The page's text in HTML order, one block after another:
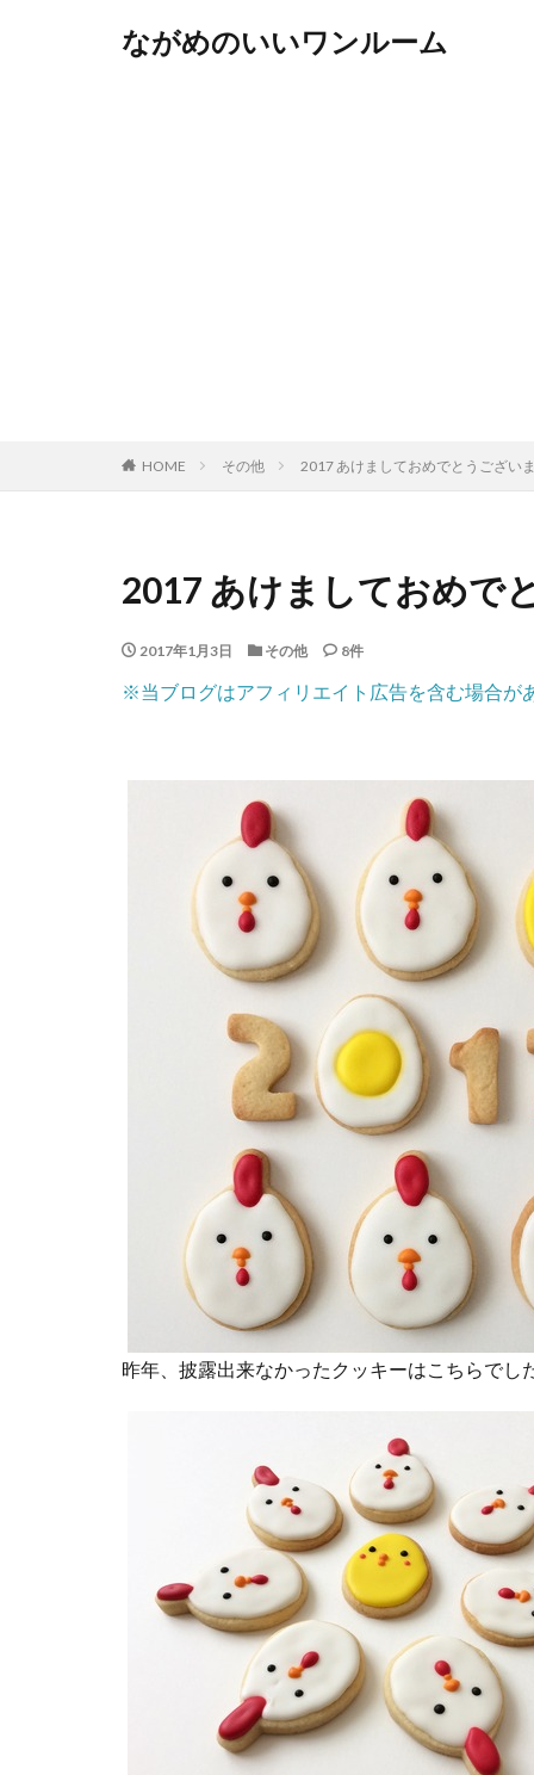
ながめのいいワンルーム
HOME その他 2017 あけましておめでとうござい
2017 あけましておめで
2017年1月3日 その他 8件
※当ブログはアフィリエイト広告を含む場合が
昨年、披露出来なかったクッキーはこちらでし